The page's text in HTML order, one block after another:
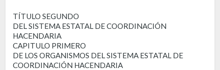
TÍTULO SEGUNDO
DEL SISTEMA ESTATAL DE COORDINACIÓN
HACENDARIA
CAPITULO PRIMERO
DE LOS ORGANISMOS DEL SISTEMA ESTATAL DE
COORDINACIÓN HACENDARIA